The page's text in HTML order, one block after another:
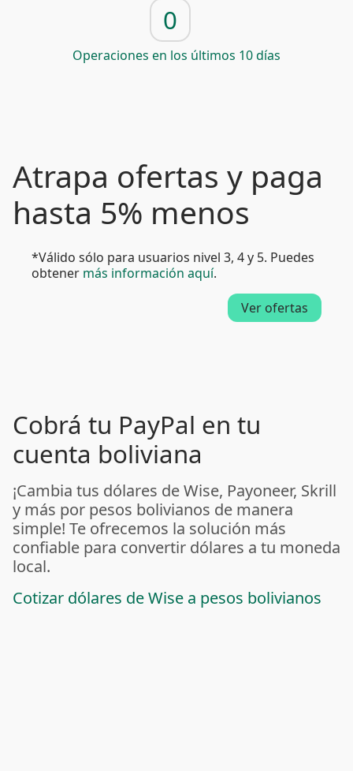
0
Operaciones en los últimos 10 días
Atrapa ofertas y paga
hasta 5% menos
*Válido sólo para usuarios nivel 3, 4 y 5. Puedes
obtener más información aquí.
Ver ofertas
Cobrá tu PayPal en tu
cuenta boliviana
¡Cambia tus dólares de Wise, Payoneer, Skrill
y más por pesos bolivianos de manera
simple! Te ofrecemos la solución más
confiable para convertir dólares a tu moneda
local.
Cotizar dólares de Wise a pesos bolivianos